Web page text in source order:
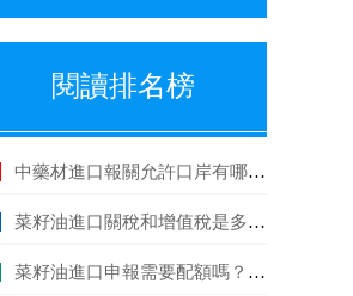
閱讀排名榜
中藥材進口報關允許口岸有哪些？(中藥材進口口岸名單）
菜籽油進口關稅和增值稅是多少？
菜籽油進口申報需要配額嗎？（菜籽油進口關稅配額）